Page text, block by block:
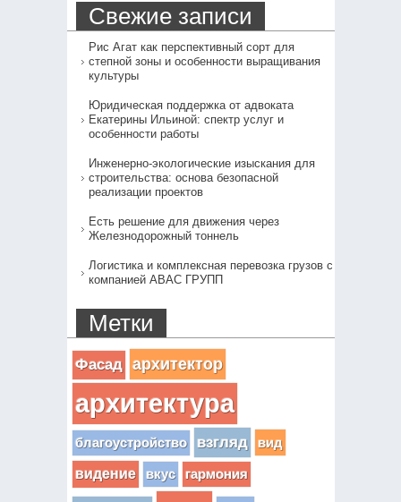
Свежие записи
Рис Агат как перспективный сорт для
степной зоны и особенности выращивания
культуры
Юридическая поддержка от адвоката
Екатерины Ильиной: спектр услуг и
особенности работы
Инженерно-экологические изыскания для
строительства: основа безопасной
реализации проектов
Есть решение для движения через
Железнодорожный тоннель
Логистика и комплексная перевозка грузов с
компанией АВАС ГРУПП
Метки
Фасад архитектор
архитектура
благоустройство взгляд вид
видение вкус гармония